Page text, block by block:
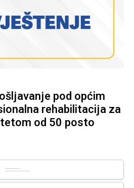
pod općim
rehabilitacija za
od 50 posto